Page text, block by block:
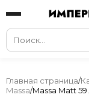
Главная страница/
Massa/Massa Matt